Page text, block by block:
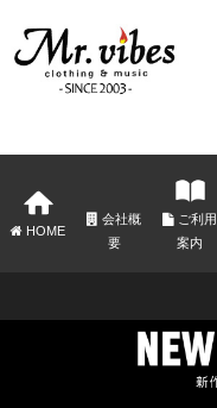
HOME
会社概
要
ご利用
案内